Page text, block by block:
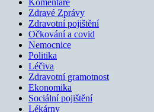
Zdravé Zprávy
Zdravotní pojištění
Očkování a covid
Nemocnice
Politika
Léčiva
Zdravotní gramotnost
Ekonomika
Sociální pojištění
Lékárny